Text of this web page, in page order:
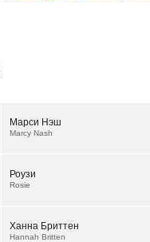
Марси Нэш
Marcy Nash
Роузи
Rosie
Ханна Бриттен
Hannah Britten